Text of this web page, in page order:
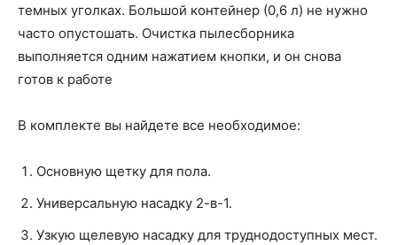
темных уголках. Большой контейнер (0,6 л) не нужно
часто опустошать. Очистка пылесборника
выполняется одним нажатием кнопки, и он снова
готов к работе
В комплекте вы найдете все необходимое:
Основную щетку для пола.
Универсальную насадку 2-в-1.
Узкую щелевую насадку для труднодоступных мест.